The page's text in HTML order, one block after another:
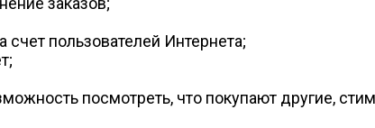
пользователей Интернета;
посмотреть, что покупают другие,